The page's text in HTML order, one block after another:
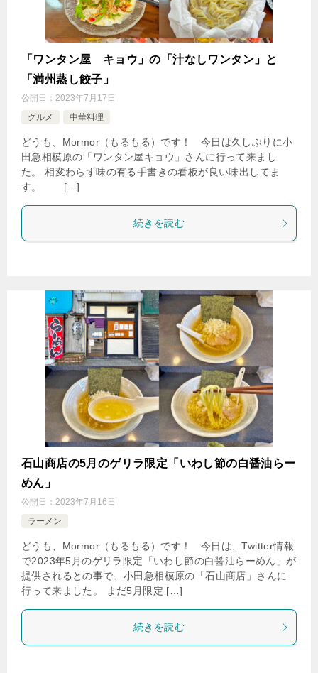
「ワンタン屋 キョウ」の「汁なしワンタン」と
「満州蒸し餃子」
公開日： 2023年7月17日
グルメ
中華料理
どうも、Mormor（もるもる）です！ 今日は久しぶりに小
田急相模原の「ワンタン屋キョウ」さんに行って来まし
た。 相変わらず味の有る手書きの看板が良い味出してま
す。 […]
続きを読む
石山商店の5月のゲリラ限定「いわし節の白醤油らー
めん」
公開日： 2023年7月16日
ラーメン
どうも、Mormor（もるもる）です！ 今日は、Twitter情報
で2023年5月のゲリラ限定「いわし節の白醤油らーめん」が
提供されるとの事で、小田急相模原の「石山商店」さんに
行って来ました。 まだ5月限定 […]
続きを読む